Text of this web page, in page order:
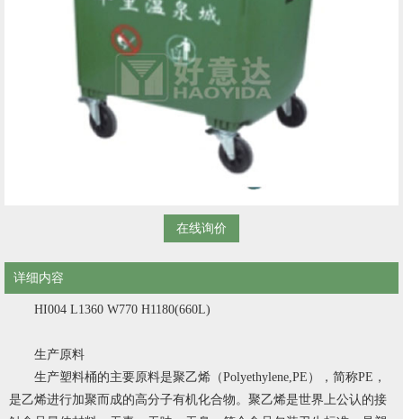
在线询价
详细内容
HI004 L1360 W770 H1180(660L)
生产原料
生产塑料桶的主要原料是聚乙烯（Polyethylene,PE），简称PE，
是乙烯进行加聚而成的高分子有机化合物。聚乙烯是世界上公认的接